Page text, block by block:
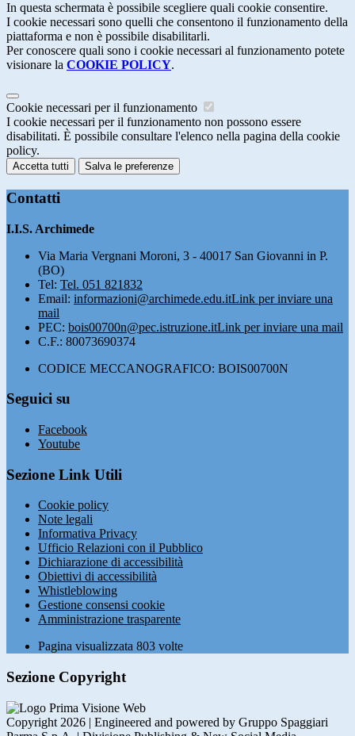
In questa schermata è possibile scegliere quali cookie consentire.
I cookie necessari sono quelli che consentono il funzionamento della
piattaforma e non è possibile disabilitarli.
Per conoscere quali sono i cookie necessari al funzionamento potete
visionare la COOKIE POLICY.
Cookie necessari per il funzionamento
I cookie necessari per il funzionamento non possono essere
disabilitati. È possibile consultare l'elenco nella pagina della cookie
policy.
Accetta tutti Salva le preferenze
Contatti
I.I.S. Archimede
Via Maria Vergnani Moroni, 3 - 40017 San Giovanni in P.
(BO)
Tel: Tel. 051 821832
Email: informazioni@archimede.edu.itLink per inviare una
mail
PEC: bois00700n@pec.istruzione.itLink per inviare una mail
C.F.: 80073690374
CODICE MECCANOGRAFICO: BOIS00700N
Seguici su
Facebook
Youtube
Sezione Link Utili
Cookie policy
Note legali
Informativa Privacy
Ufficio Relazioni con il Pubblico
Dichiarazione di accessibilità
Obiettivi di accessibilità
Whistleblowing
Gestione consensi cookie
Amministrazione trasparente
Pagina visualizzata 803 volte
Sezione Copyright
Copyright 2026 | Engineered and powered by Gruppo Spaggiari